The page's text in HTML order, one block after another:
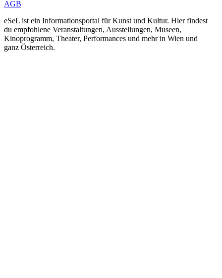
AGB
eSeL ist ein Informationsportal für Kunst und Kultur. Hier findest
du empfohlene Veranstaltungen, Ausstellungen, Museen,
Kinoprogramm, Theater, Performances und mehr in Wien und
ganz Österreich.